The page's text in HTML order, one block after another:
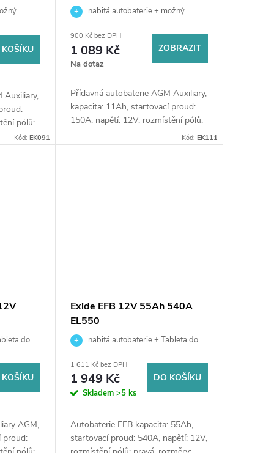
Auxiliary,
pólů:
Kód: EK091
nabitá autobaterie + možný
v prodejně Jinočany
900 Kč bez DPH
1 089 Kč
Na dotaz
ZOBRAZIT
Přídavná autobaterie AGM Auxiliary,
kapacita: 11Ah, startovací proud:
150A, napětí: 12V, rozmístění pólů:
levá, rozměry: 150 x 90 x 130,
přídavné akumulátory napájejí
Kód: EK111
do
AGM,
proud:
Exide EFB 12V 55Ah 540A
EL550
nabitá autobaterie + Tableta do
baterie při doručení nebo v prodejně
Jinočany
1 611 Kč bez DPH
1 949 Kč
Skladem >5 ks
DO KOŠÍKU
Autobaterie EFB kapacita: 55Ah,
startovací proud: 540A, napětí: 12V,